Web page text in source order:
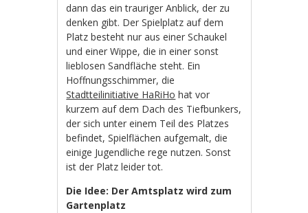
dann das ein trauriger Anblick, der zu
denken gibt. Der Spielplatz auf dem
Platz besteht nur aus einer Schaukel
und einer Wippe, die in einer sonst
lieblosen Sandfläche steht. Ein
Hoffnungsschimmer, die
Stadtteilinitiative HaRiHo hat vor
kurzem auf dem Dach des Tiefbunkers,
der sich unter einem Teil des Platzes
befindet, Spielflächen aufgemalt, die
einige Jugendliche rege nutzen. Sonst
ist der Platz leider tot.
Die Idee: Der Amtsplatz wird zum
Gartenplatz